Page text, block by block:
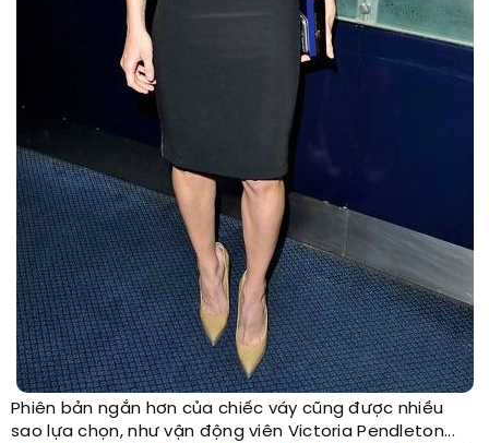
Phiên bản ngắn hơn của chiếc váy cũng được nhiều
sao lựa chọn, như vận động viên Victoria Pendleton...